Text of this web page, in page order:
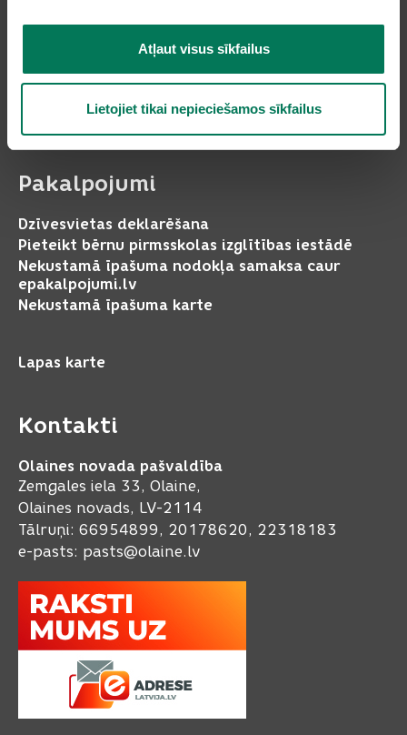
Atļaut visus sīkfailus
Lietojiet tikai nepieciešamos sīkfailus
Pierakstīties uz avīzi
Pakalpojumi
Dzīvesvietas deklarēšana
Pieteikt bērnu pirmsskolas izglītības iestādē
Nekustamā īpašuma nodokļa samaksa caur
epakalpojumi.lv
Nekustamā īpašuma karte
Lapas karte
Kontakti
Olaines novada pašvaldība
Zemgales iela 33, Olaine,
Olaines novads, LV-2114
Tālruņi: 66954899, 20178620, 22318183
e-pasts: pasts@olaine.lv